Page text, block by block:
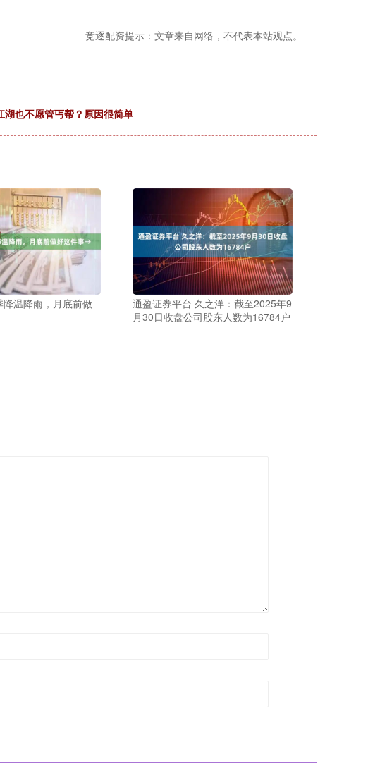
竞逐配资提示：文章来自网络，不代表本站观点。
也不愿管丐帮？原因很简单
温降雨，月底前做
通盈证券平台 久之洋：截至2025年9
月30日收盘公司股东人数为16784户